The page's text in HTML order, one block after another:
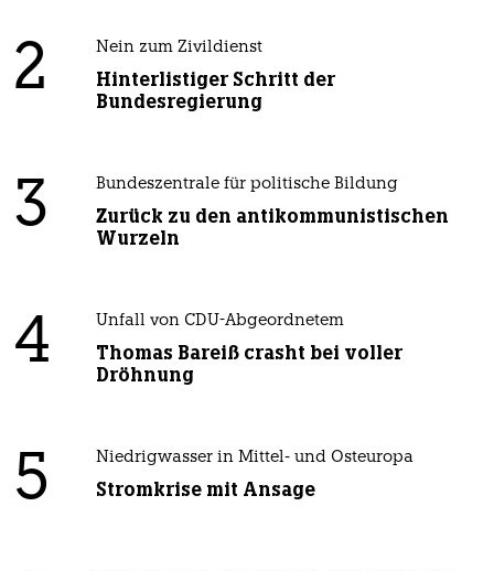
2 Nein zum Zivildienst
Hinterlistiger Schritt der
Bundesregierung
3 Bundeszentrale für politische Bildung
Zurück zu den antikommunistischen
Wurzeln
4 Unfall von CDU-Abgeordnetem
Thomas Bareiß crasht bei voller
Dröhnung
5 Niedrigwasser in Mittel- und Osteuropa
Stromkrise mit Ansage